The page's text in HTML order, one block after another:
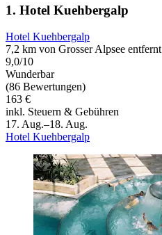
1. Hotel Kuehbergalp
Hotel Kuehbergalp
7,2 km von Grosser Alpsee entfernt
9,0/10
Wunderbar
(86 Bewertungen)
163 €
inkl. Steuern & Gebühren
17. Aug.–18. Aug.
Hotel Kuehbergalp